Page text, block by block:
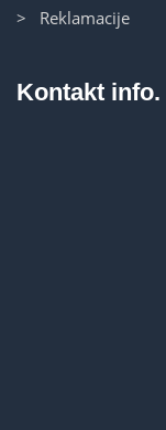
> Reklamacije
Kontakt info.